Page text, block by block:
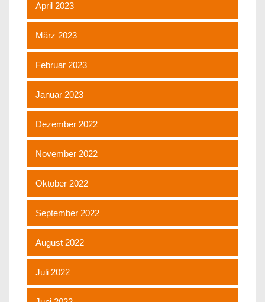
April 2023
März 2023
Februar 2023
Januar 2023
Dezember 2022
November 2022
Oktober 2022
September 2022
August 2022
Juli 2022